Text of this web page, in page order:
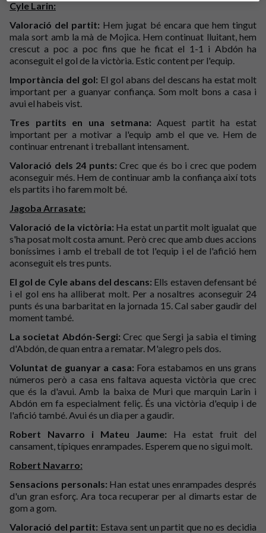
Cyle Larin:
Valoració del partit: Hem jugat bé encara que hem tingut
mala sort amb la mà de Mojica. Hem continuat lluitant, hem
crescut a poc a poc fins que he ficat el 1-1 i Abdón ha
aconseguit el gol de la victòria. Estic content per l'equip.
Importància del gol: El gol abans del descans ha estat molt
important per a guanyar confiança. Som molt bons a casa i
avui el habeis vist.
Tres partits en una setmana: Aquest partit ha estat
important per a motivar a l'equip amb el que ve. Hem de
continuar entrenant i treballant intensament.
Valoració dels 24 punts: Crec que és bo i crec que podem
aconseguir més. Hem de continuar amb la confiança així tots
els partits i ho farem molt bé.
Jagoba Arrasate:
Valoració de la victòria: Ha estat un partit molt igualat que
s'ha posat molt costa amunt. Però crec que amb dues accions
boníssimes i amb el treball de tot l'equip i el de l'afició hem
aconseguit els tres punts.
El gol de Cyle abans del descans: Ells estaven defensant bé
i el gol ens ha alliberat molt. Per a nosaltres aconseguir 24
punts és una barbaritat en la jornada 15. Cal saber gaudir del
moment també.
La societat Abdón-Sergi: Crec que Sergi ja sabia el timing
d'Abdón, de quan entra a rematar. M'alegro pels dos.
Voluntat de guanyar a casa: Fora estabamos en uns grans
números però a casa ens faltava aquesta victòria que crec
que és la d'avui. Amb la baixa de Muri que marquin Larin i
Abdón em fa especialment feliç. És una victòria d'equip i de
l'afició també. Avui és un dia per a gaudir.
Robert Navarro i Mateu Jaume: Ha estat fruit del
cansament, típiques enrampades. Esperem que no sigui molt.
Robert Navarro:
Sensacions personals: Han estat unes enrampades després
d'un gran esforç. Ara toca recuperar per al dimarts estar de
gom a gom.
Valoració del partit: Estava sent un partit que no es decidia